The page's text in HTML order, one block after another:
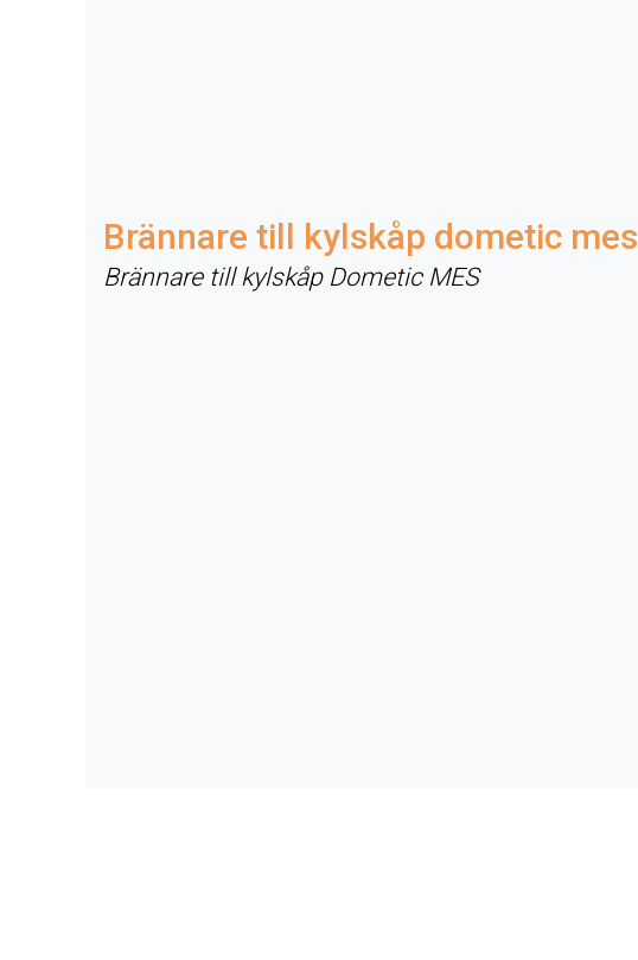
Brännare till kylskåp dometic mes
Brännare till kylskåp Dometic MES